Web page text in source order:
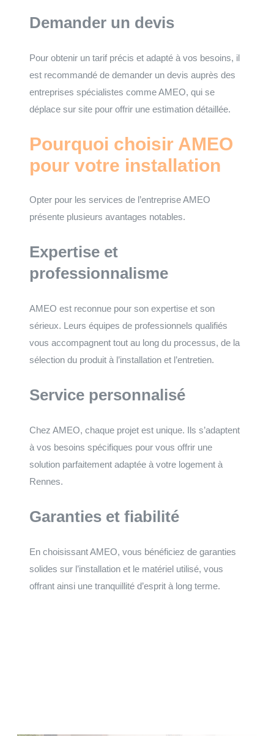
Demander un devis
Pour obtenir un tarif précis et adapté à vos besoins, il
est recommandé de demander un devis auprès des
entreprises spécialistes comme AMEO, qui se
déplace sur site pour offrir une estimation détaillée.
Pourquoi choisir AMEO
pour votre installation
Opter pour les services de l’entreprise AMEO
présente plusieurs avantages notables.
Expertise et
professionnalisme
AMEO est reconnue pour son expertise et son
sérieux. Leurs équipes de professionnels qualifiés
vous accompagnent tout au long du processus, de la
sélection du produit à l’installation et l’entretien.
Service personnalisé
Chez AMEO, chaque projet est unique. Ils s’adaptent
à vos besoins spécifiques pour vous offrir une
solution parfaitement adaptée à votre logement à
Rennes.
Garanties et fiabilité
En choisissant AMEO, vous bénéficiez de garanties
solides sur l’installation et le matériel utilisé, vous
offrant ainsi une tranquillité d’esprit à long terme.